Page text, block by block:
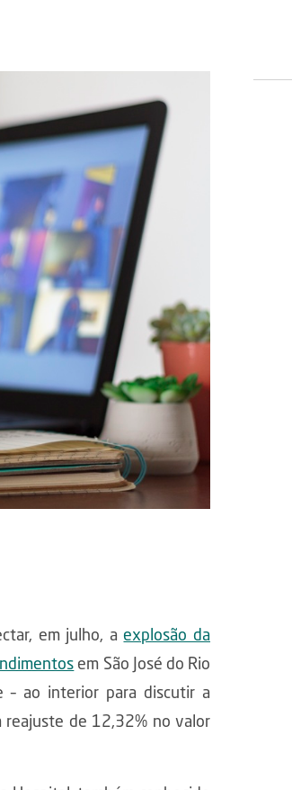
em julho, aexplosão da
em São José do Rio
– ao interior para discutir a
reajuste de 12,32% no valor